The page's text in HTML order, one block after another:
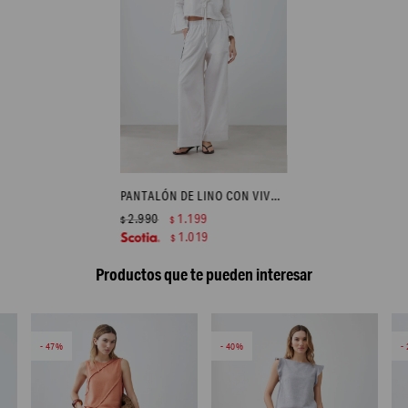
PANTALÓN DE LINO CON VIVO EN CONTRASTE - BLANCO
$2.990 $ 1.199
$ 1.019
Productos que te pueden interesar
47 40